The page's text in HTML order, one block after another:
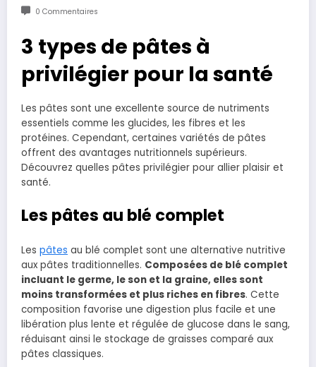
0 Commentaires
3 types de pâtes à
privilégier pour la santé
Les pâtes sont une excellente source de nutriments
essentiels comme les glucides, les fibres et les
protéines. Cependant, certaines variétés de pâtes
offrent des avantages nutritionnels supérieurs.
Découvrez quelles pâtes privilégier pour allier plaisir et
santé.
Les pâtes au blé complet
Les pâtes au blé complet sont une alternative nutritive
aux pâtes traditionnelles. Composées de blé complet
incluant le germe, le son et la graine, elles sont
moins transformées et plus riches en fibres. Cette
composition favorise une digestion plus facile et une
libération plus lente et régulée de glucose dans le sang,
réduisant ainsi le stockage de graisses comparé aux
pâtes classiques.